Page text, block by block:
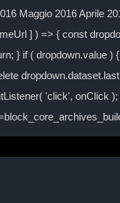
Maggio 2016 Aprile
] ) => { const
} if ( dropdown.value )
'click', onClick